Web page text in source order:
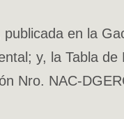
en la
y, la Tabla de
Nro. NAC-